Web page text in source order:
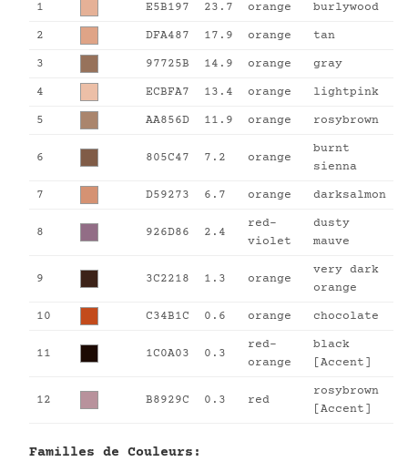
1 E5B197 23.7 orange burlywood
2 DFA487 17.9 orange tan
3 97725B 14.9 orange gray
4 ECBFA7 13.4 orange lightpink
5 AA856D 11.9 orange rosybrown
6 805C47 7.2 orange
burnt
sienna
7 D59273 6.7 orange darksalmon
8 926D86 2.4
red-
violet
dusty
mauve
9 3C2218 1.3 orange
very dark
orange
10 C34B1C 0.6 orange chocolate
11 1C0A03 0.3
red-
orange
black
[Accent]
12 B8929C 0.3 red
rosybrown
[Accent]
Familles de Couleurs: